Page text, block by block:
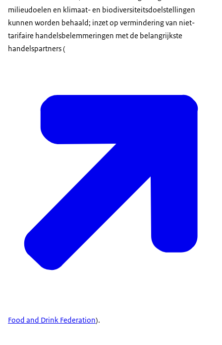
milieudoelen en klimaat- en biodiversiteitsdoelstellingen
kunnen worden behaald; inzet op vermindering van niet-
tarifaire handelsbelemmeringen met de belangrijkste
handelspartners (
Food and Drink Federation).